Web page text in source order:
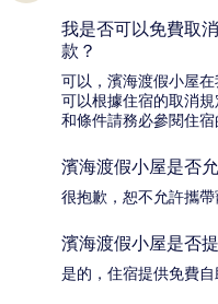
我是否可以免費取
款？
可以，濱海渡假小屋
可以根據住宿的取消
和條件請務必參閱住宿
濱海渡假小屋是否
很抱歉，恕不允許攜帶
濱海渡假小屋是否
是的，住宿提供免費自